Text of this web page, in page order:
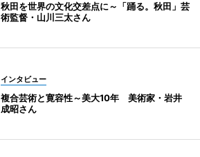
秋田を世界の文化交差点に～「踊る。秋田」芸
術監督・山川三太さん
インタビュー
複合芸術と寛容性～美大10年 美術家・岩井
成昭さん